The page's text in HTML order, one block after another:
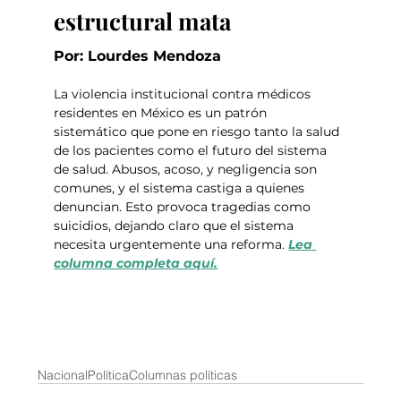
estructural mata
Por: Lourdes Mendoza
La violencia institucional contra médicos
residentes en México es un patrón
sistemático que pone en riesgo tanto la salud
de los pacientes como el futuro del sistema
de salud. Abusos, acoso, y negligencia son
comunes, y el sistema castiga a quienes
denuncian. Esto provoca tragedias como
suicidios, dejando claro que el sistema
necesita urgentemente una reforma. Lea
columna completa aquí.
NacionalPolíticaColumnas políticas